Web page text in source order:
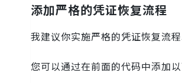
添加严格的凭证恢复流程
我建议你实施严格的凭证恢复流
您可以通过在前面的代码中添加